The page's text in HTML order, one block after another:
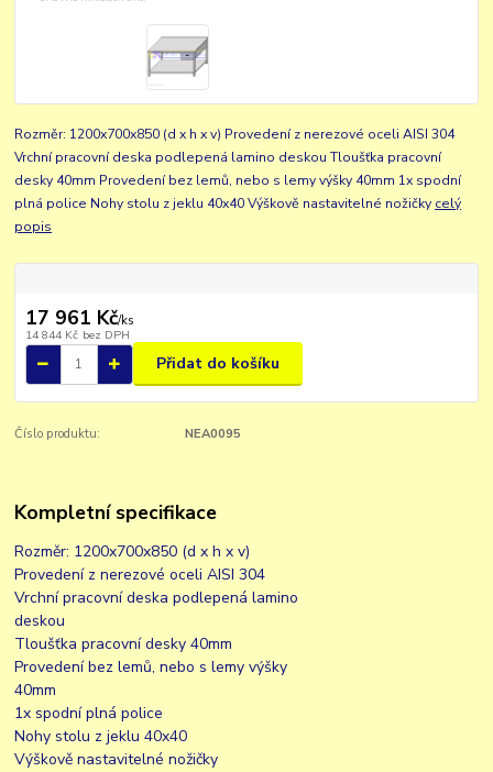
Rozměr: 1200x700x850 (d x h x v) Provedení z nerezové oceli AISI 304
Vrchní pracovní deska podlepená lamino deskou Tloušťka pracovní
desky 40mm Provedení bez lemů, nebo s lemy výšky 40mm 1x spodní
plná police Nohy stolu z jeklu 40x40 Výškově nastavitelné nožičky celý
popis
17 961 Kč/ks
14 844 Kč bez DPH
Přidat do košíku
Číslo produktu: NEA0095
Kompletní specifikace
Rozměr: 1200x700x850 (d x h x v)
Provedení z nerezové oceli AISI 304
Vrchní pracovní deska podlepená lamino
deskou
Tloušťka pracovní desky 40mm
Provedení bez lemů, nebo s lemy výšky
40mm
1x spodní plná police
Nohy stolu z jeklu 40x40
Výškově nastavitelné nožičky